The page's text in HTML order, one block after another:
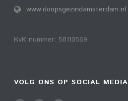
www.doopsgezindamsterdam.nl
KvK nummer: 58110569
VOLG ONS OP SOCIAL MEDIA